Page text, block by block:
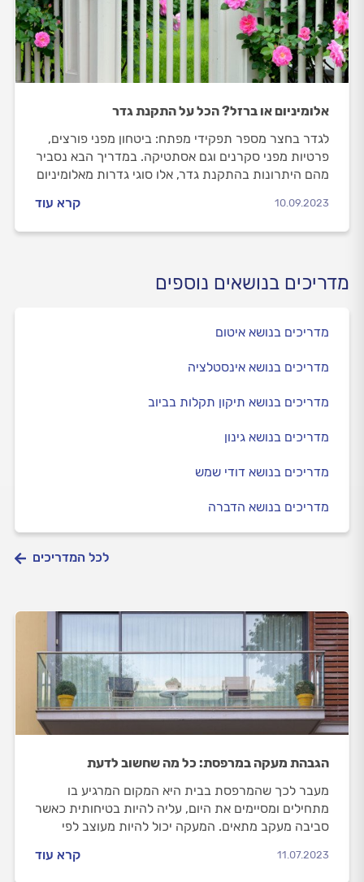
אלומיניום או ברזל? הכל על התקנת גדר
לגדר בחצר מספר תפקידי מפתח: ביטחון מפני פורצים,
פרטיות מפני סקרנים וגם אסתטיקה. במדריך הבא נסביר
מהם היתרונות בהתקנת גדר, אלו סוגי גדרות מאלומיניום
המסגר?
10.09.2023 קרא עוד
מדריכים בנושאים נוספים
מדריכים בנושא איטום
מדריכים בנושא אינסטלציה
מדריכים בנושא תיקון תקלות בביוב
מדריכים בנושא גינון
מדריכים בנושא דודי שמש
מדריכים בנושא הדברה
לכל המדריכים
הגבהת מעקה במרפסת: כל מה שחשוב לדעת
מעבר לכך שהמרפסת בבית היא המקום המרגיע בו
מתחילים ומסיימים את היום, עליה להיות בטיחותית כאשר
סביבה מעקב מתאים. המעקה יכול להיות מעוצב לפי
11.07.2023 קרא עוד